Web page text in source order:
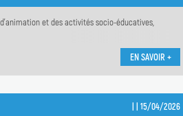
et des activités socio-éducatives,
EN SAVOIR +
| | 15/04/2026